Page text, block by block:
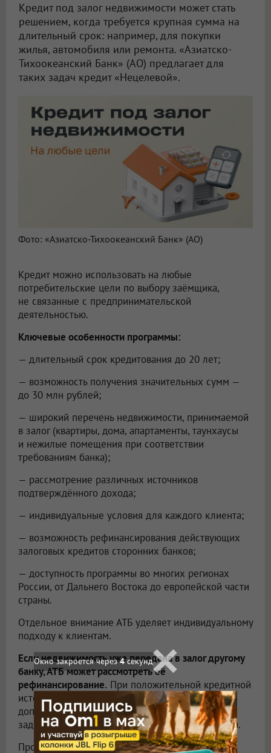
Кредит под залог недвижимости может стать
решением, когда требуется крупная сумма на
длительный срок: например, для покупки
жилья, автомобиля или ремонта. «Азиатско-
Тихоокеанский Банк» (АО) предлагает для
таких задач кредит «Нецелевой».
Фото: «Азиатско-Тихоокеанский Банк» (АО)
Кредит можно использовать на любые
потребительские цели по выбору заёмщика,
не связанные с предпринимательской
деятельностью.
Ключевые особенности программы:
— длительный срок кредитования до 20 лет;
— возможность получения значительных сумм —
до 30 млн рублей;
— широкий перечень недвижимости, принимаемой
в залог (квартиры, дома, апартаменты, таунхаусы
и нежилые помещения при соответствии
требованиям банка);
— рассмотрение различных источников
подтверждённого дохода;
— индивидуальные условия для каждого клиента;
— возможность рефинансирования действующих
залоговых кредитов сторонних банков;
— доступность программы во многих регионах
России, от Дальнего Востока до европейской части
страны.
Отдельное внимание АТБ уделяет индивидуальному
подходу к клиентам.
Если недвижимость уже передана в залог другому
банку, АТБ может рассмотреть её
рефинансирование. При положительной кредитной
истории клиент также может получить
дополнительную сумму сверх остатка
задолженности для решения собственных задач.
Программа позволяет закрыть или объединить
Окно закроется через2секунд